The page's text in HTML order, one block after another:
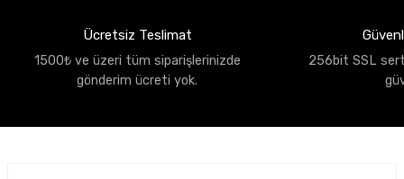
Ücretsiz Teslimat
1500₺ ve üzeri tüm siparişlerinizde
gönderim ücreti yok.
256bit SSL